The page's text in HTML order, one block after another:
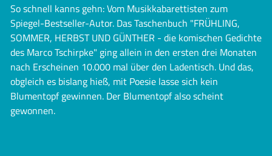
So schnell kanns gehn: Vom Musikkabarettisten zum
Spiegel-Bestseller-Autor. Das Taschenbuch "FRÜHLING,
SOMMER, HERBST UND GÜNTHER - die komischen Gedichte
des Marco Tschirpke" ging allein in den ersten drei Monaten
nach Erscheinen 10.000 mal über den Ladentisch. Und das,
obgleich es bislang hieß, mit Poesie lasse sich kein
Blumentopf gewinnen. Der Blumentopf also scheint
gewonnen.